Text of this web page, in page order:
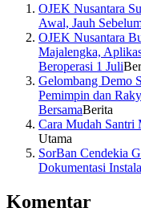
OJEK Nusantara
Awal, Jauh
OJEK Nusantara
Majalengka,
Beroperasi 1 Juli
Gelombang Demo
Pemimpin dan
BersamaBerita
Cara Mudah Santri
Utama
SorBan Cendekia
Dokumentasi
Komentar